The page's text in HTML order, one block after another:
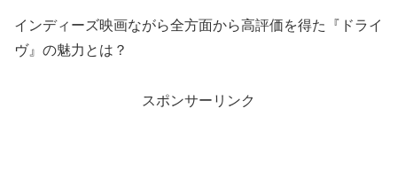
インディーズ映画ながら全方面から高評価を得た『ドライ
ヴ』の魅力とは？
スポンサーリンク